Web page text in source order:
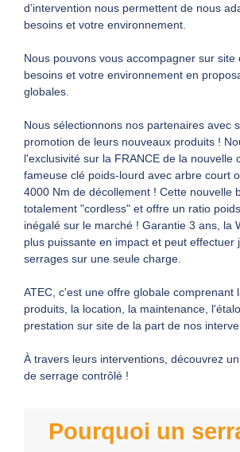
d’intervention nous permettent de nous
besoins et votre environnement.
Nous pouvons vous accompagner sur site
besoins et votre environnement en
globales.
Nous sélectionnons nos partenaires avec
promotion de leurs nouveaux produits !
l'exclusivité sur la FRANCE de la nouvelle
fameuse clé poids-lourd avec arbre court
4000 Nm de décollement ! Cette nouvelle
totalement "cordless" et offre un ratio
inégalé sur le marché ! Garantie 3 ans, la
plus puissante en impact et peut effectuer
serrages sur une seule charge.
ATEC, c'est une offre globale comprenant
produits, la location, la maintenance,
prestation sur site de la part de nos
À travers leurs interventions, découvrez
de serrage contrôlé !
Pourquoi un